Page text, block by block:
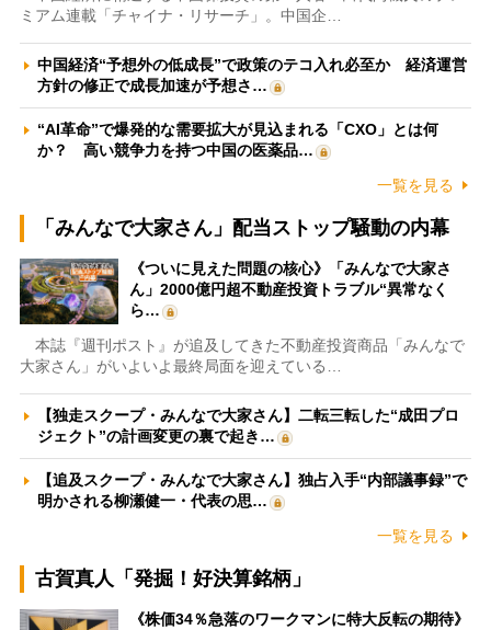
ミアム連載「チャイナ・リサーチ」。中国企…
中国経済“予想外の低成長”で政策のテコ入れ必至か 経済運営
方針の修正で成長加速が予想さ…
“AI革命”で爆発的な需要拡大が見込まれる「CXO」とは何
か？ 高い競争力を持つ中国の医薬品…
一覧を見る
「みんなで大家さん」配当ストップ騒動の内幕
《ついに見えた問題の核心》「みんなで大家さ
ん」2000億円超不動産投資トラブル“異常なく
ら…
本誌『週刊ポスト』が追及してきた不動産投資商品「みんなで
大家さん」がいよいよ最終局面を迎えている…
【独走スクープ・みんなで大家さん】二転三転した“成田プロ
ジェクト”の計画変更の裏で起き…
【追及スクープ・みんなで大家さん】独占入手“内部議事録”で
明かされる柳瀬健一・代表の思…
一覧を見る
古賀真人「発掘！好決算銘柄」
《株価34％急落のワークマンに特大反転の期待》